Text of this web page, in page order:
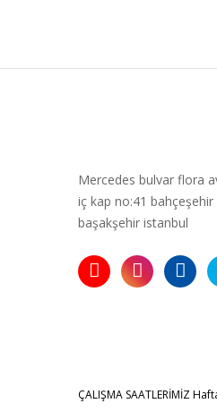
Mercedes bulvar flora
iç kap no:41 bahçeşehir
başakşehir istanbul
ÇALIŞMA SAATLERİMİZ